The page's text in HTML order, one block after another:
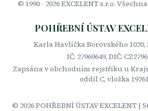
© 1990 - 2026EXCELENT s.r.o.
POHŘEBNÍ ÚSTAV
Karla Havlíčka Borovského 1020,
IČ: 27969649, DIČ:
Zapsána v obchodním rejstříku u
oddíl C, vložka 19261
© 2026POHŘEBNÍ ÚSTAV EXCELENT |